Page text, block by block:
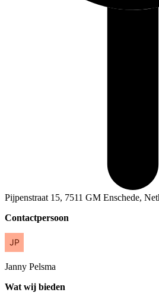
Pijpenstraat 15, 7511 GM Enschede,
Contactpersoon
Janny Pelsma
Wat wij bieden